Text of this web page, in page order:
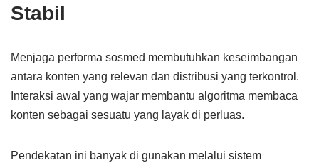
Stabil
Menjaga performa sosmed membutuhkan keseimbangan
antara konten yang relevan dan distribusi yang terkontrol.
Interaksi awal yang wajar membantu algoritma membaca
konten sebagai sesuatu yang layak di perluas.
Pendekatan ini banyak di gunakan melalui sistem